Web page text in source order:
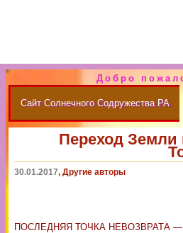
Добро
Сайт Солнечного Содружества РА
Переход Земли
30.01.2017, Другие авторы
ПОСЛЕДНЯЯ ТОЧКА НЕВОЗВРАТА